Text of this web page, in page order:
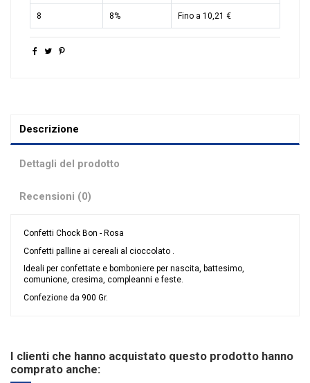
8 8% Fino a 10,21 €
Descrizione
Dettagli del prodotto
Recensioni (0)
Confetti Chock Bon - Rosa
Confetti palline ai cereali al cioccolato .
Ideali per confettate e bomboniere per nascita, battesimo,
comunione, cresima, compleanni e feste.
Confezione da 900 Gr.
Ingredienti Cereali
Gusto
I clienti che hanno acquistato questo prodotto hanno
comprato anche: